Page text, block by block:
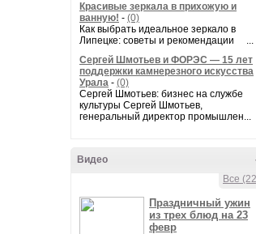
Красивые зеркала в прихожую и
ванную! - (0)
Как выбрать идеальное зеркало в
Липецке: советы и рекомендации ...
Сергей Шмотьев и ФОРЭС — 15 лет
поддержки камнерезного искусства
Урала - (0)
Сергей Шмотьев: бизнес на службе
культуры Сергей Шмотьев,
генеральный директор промышлен...
Видео
Все
Праздничный ужин
из трех блюд на 23
февр